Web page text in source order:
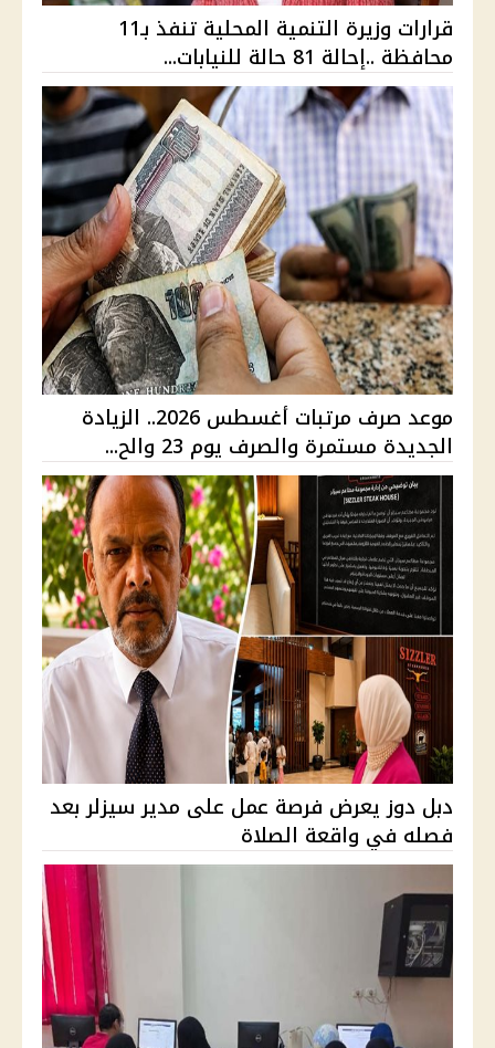
قرارات وزيرة التنمية المحلية تنفذ بـ11
محافظة ..إحالة 81 حالة للنيابات...
موعد صرف مرتبات أغسطس 2026.. الزيادة
الجديدة مستمرة والصرف يوم 23 والح...
دبل دوز يعرض فرصة عمل على مدير سيزلر بعد
فصله في واقعة الصلاة